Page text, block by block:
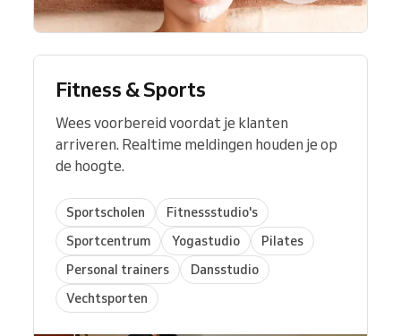
Fitness & Sports
Wees voorbereid voordat je klanten
arriveren. Realtime meldingen houden je op
de hoogte.
Sportscholen
Fitnessstudio's
Sportcentrum
Yogastudio
Pilates
Personal trainers
Dansstudio
Vechtsporten